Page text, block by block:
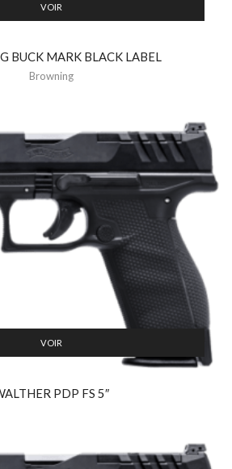
VOIR
BUCK MARK BLACK LABEL
Browning
VOIR
PDP FS 5″